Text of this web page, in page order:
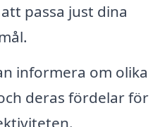
passa just dina
informera om olika
deras fördelar för